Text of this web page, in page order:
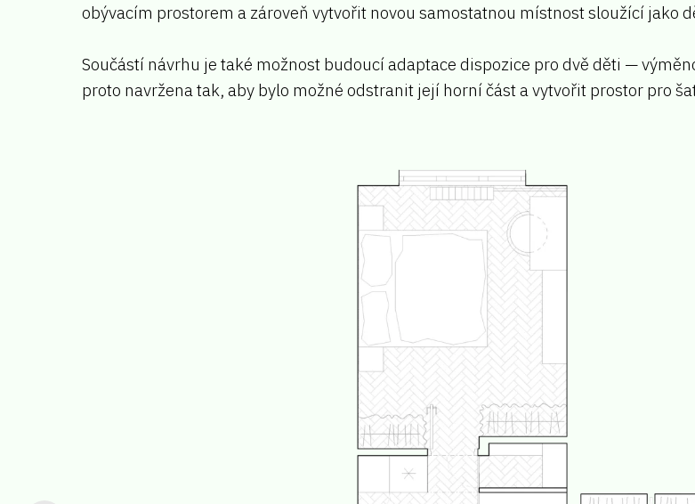
obývacím prostorem a zároveň vytvořit novou samostatnou místnost sloužící jako
Součástí návrhu je také možnost budoucí adaptace dispozice pro dvě děti —
proto navržena tak, aby bylo možné odstranit její horní část a vytvořit prostor pro